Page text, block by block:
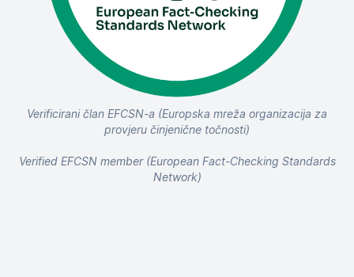
Verificirani član EFCSN-a (Europska mreža organizacija za
provjeru činjenične točnosti)
Verified EFCSN member (European Fact-Checking Standards
Network)